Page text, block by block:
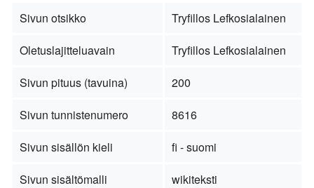
Sivun otsikko
Tryfillos Lefkosialainen
Oletuslajitteluavain
Tryfillos Lefkosialainen
Sivun pituus (tavuina)
200
Sivun tunnistenumero
8616
Sivun sisällön kieli
fi - suomi
Sivun sisältömalli
wikiteksti